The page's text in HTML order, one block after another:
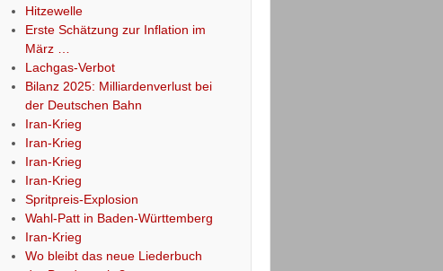
Hitzewelle
Erste Schätzung zur Inflation im
März …
Lachgas-Verbot
Bilanz 2025: Milliardenverlust bei
der Deutschen Bahn
Iran-Krieg
Iran-Krieg
Iran-Krieg
Iran-Krieg
Spritpreis-Explosion
Wahl-Patt in Baden-Württemberg
Iran-Krieg
Wo bleibt das neue Liederbuch